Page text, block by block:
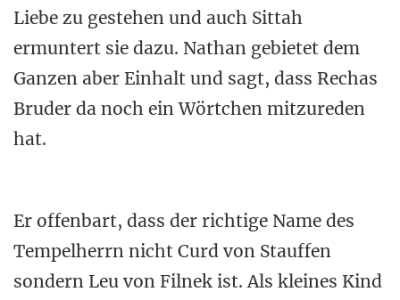
Liebe zu gestehen und auch Sittah
ermuntert sie dazu. Nathan gebietet dem
Ganzen aber Einhalt und sagt, dass Rechas
Bruder da noch ein Wörtchen mitzureden
hat.
Er offenbart, dass der richtige Name des
Tempelherrn nicht Curd von Stauffen
sondern Leu von Filnek ist. Als kleines Kind